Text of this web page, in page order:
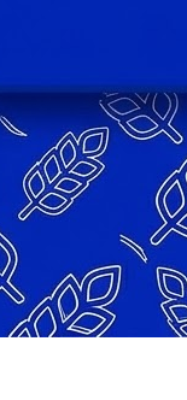
в электронном